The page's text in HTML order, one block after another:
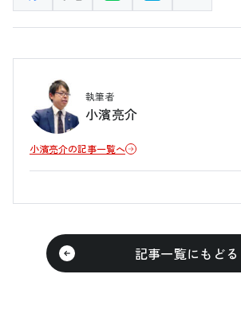
執筆者
小濱亮介
小濱亮介の記事一覧へ
記事一覧にもどる